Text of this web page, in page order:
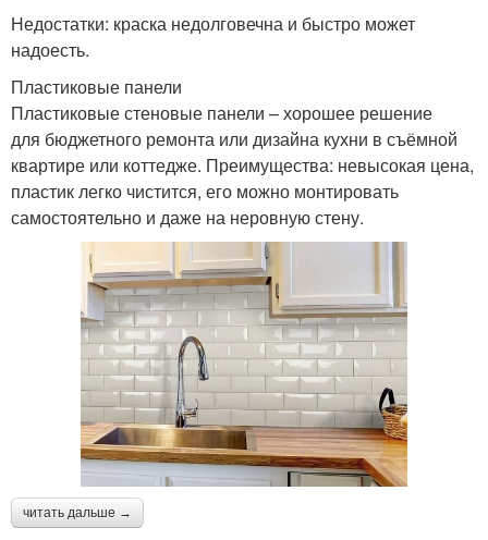
Недостатки: краска недолговечна и быстро может
надоесть.
Пластиковые панели
Пластиковые стеновые панели – хорошее решение
для бюджетного ремонта или дизайна кухни в съёмной
квартире или коттедже. Преимущества: невысокая цена,
пластик легко чистится, его можно монтировать
самостоятельно и даже на неровную стену.
читать дальше →